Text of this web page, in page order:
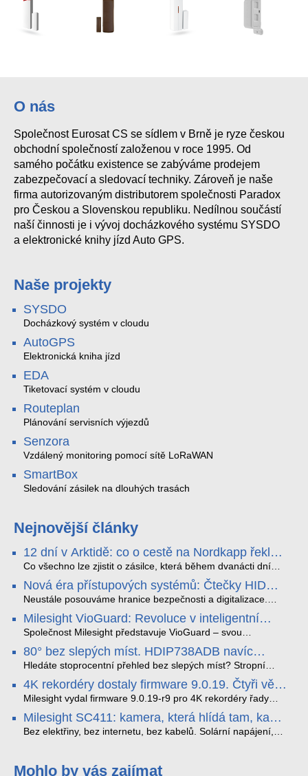
O nás
Společnost Eurosat CS se sídlem v Brně je ryze českou
obchodní společností založenou v roce 1995. Od
samého počátku existence se zabýváme prodejem
zabezpečovací a sledovací techniky. Zároveň je naše
firma autorizovaným distributorem společnosti Paradox
pro Českou a Slovenskou republiku. Nedílnou součástí
naší činnosti je i vývoj docházkového systému SYSDO
a elektronické knihy jízd Auto GPS.
Naše projekty
SYSDO
Docházkový systém v cloudu
AutoGPS
Elektronická kniha jízd
EDA
Tiketovací systém v cloudu
Routeplan
Plánování servisních výjezdů
Senzora
Vzdálený monitoring pomocí sítě LoRaWAN
SmartBox
Sledování zásilek na dlouhých trasách
Nejnovější články
12 dní v Arktidě: co o cestě na Nordkapp řekla
data ze SMARTBOX 2 MAX
Co všechno lze zjistit o zásilce, která během dvanácti dní
projede Arktidou? SMARTBOX 2 MAX jsme vzali na trasu z
Tromsø přes Lofoty, Kirunu a finské Laponsko až na
Nordkapp. Bez jediného dobití, v mrazu až −13 °C a mimo
otřesy i náklon. Výsledkem není jen čára na mapě, ale
podrobný datový příběh celé cesty.
Nová éra přístupových systémů: Čtečky HID
Signo
Neustále posouváme hranice bezpečnosti a digitalizace.
v oblasti kontroly přístupu – moderní a vysoce univerzální
čtečky HID Signo.
Milesight VioGuard: Revoluce v inteligentní
detekci dopravních přestupků
Společnost Milesight představuje VioGuard – svou
dopravních přestupků. Tento systém, poháněný
sofistikovanými algoritmy umělé inteligence (AI), je navržen
tak, aby poskytoval komplexní nástroje pro vymáhání
dopravních předpisů, zvyšoval bezpečnost na silnicích a
optimalizoval plynulost dopravy v moderních městech.
80° bez slepých míst. HDIP738ADB navíc
streamuje na YouTube – bez PC.
Hledáte stoprocentní přehled bez slepých míst? Stropní
panoramatická kamera HDIP738ADB skládá obraz ze dvou
4MP senzorů SONY do jednoho čistého 180° záběru bez
zkreslení. K tomu přidává AI detekci osob a vozidel,
YouTube – bez běžícího počítače.
4K rekordéry dostaly firmware 9.0.19. Čtyři věci,
které musíte vědět.
Milesight vydal firmware 9.0.19-r9 pro 4K rekordéry řady
které vám zjednoduší práci – a jedna z nich vám ušetří
spoustu zbytečných výjezdů k zákazníkům.
Milesight SC411: kamera, která hlídá tam, kam
kabel nedosáhne
Bez elektřiny, bez internetu, bez kabelů. Solární napájení,
váš telefon. Podívejte se na video.
Mohlo by vás zajímat